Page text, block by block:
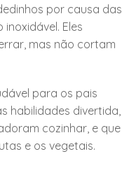
por causa das
Eles
mas não cortam
para os pais
habilidades divertida,
cozinhar, e que
e os vegetais.